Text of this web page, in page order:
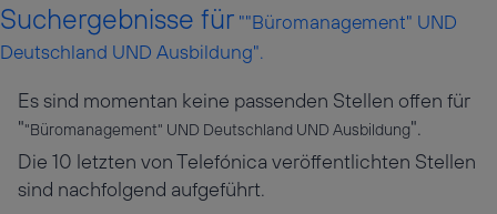
Suchergebnisse für ""Büromanagement" UND
Deutschland UND Ausbildung".
Es sind momentan keine passenden Stellen offen für
""Büromanagement" UND Deutschland UND Ausbildung".
Die 10 letzten von Telefónica veröffentlichten Stellen
sind nachfolgend aufgeführt.